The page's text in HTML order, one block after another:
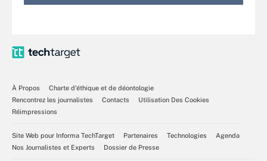
À Propos
Charte d’éthique et de déontologie
Rencontrez les journalistes
Contacts
Utilisation Des Cookies
Réimpressions
Site Web pour Informa TechTarget Partenaires Technologies
Agenda
Nos Journalistes et Experts
Dossier de Presse